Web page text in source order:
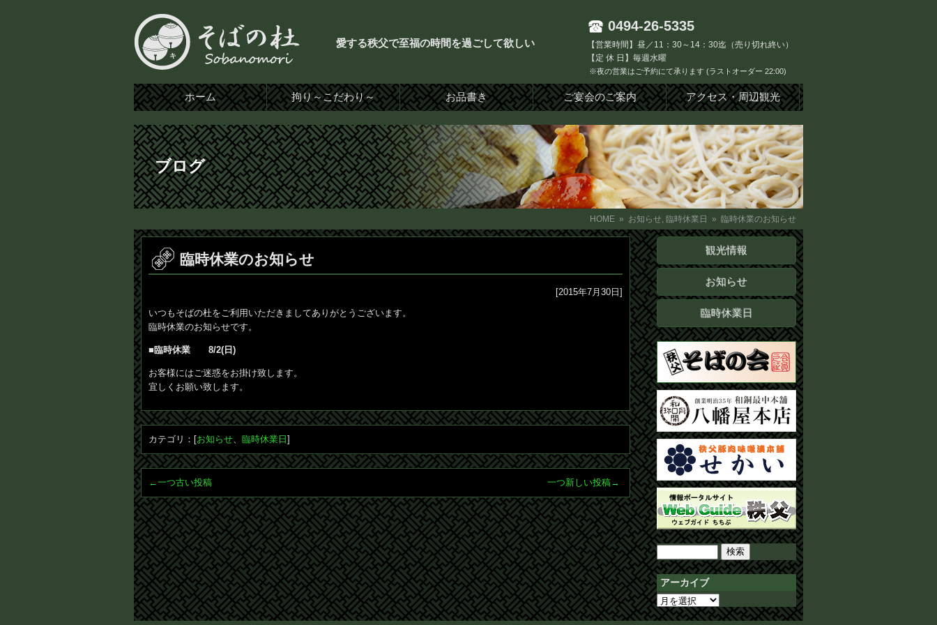
愛する秩父で至福の時間を過ごして欲しい
0494-26-5335
【営業時間】昼／11：30～14：30迄（売り切れ終い）
【定 休 日】毎週水曜
※夜の営業はご予約にて承ります (ラストオーダー 22:00)
ホーム 拘り～こだわり～ お品書き ご宴会のご案内 アクセス・周辺観光
ブログ
HOME » お知らせ, 臨時休業日 » 臨時休業のお知らせ
観光情報
お知らせ
臨時休業日
検
索:
アーカイブ
ア
ー
臨時休業のお知らせ
[2015年7月30日]
いつもそばの杜をご利用いただきましてありがとうございます。
臨時休業のお知らせです。
■臨時休業 8/2(日)
お客様にはご迷惑をお掛け致します。
宜しくお願い致します。
カテゴリ：[お知らせ、 臨時休業日 ]
←一つ古い投稿 一つ新しい投稿→